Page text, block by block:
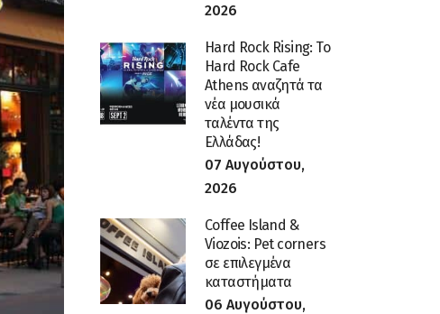
2026
Hard Rock Rising: Το
Hard Rock Cafe
Athens αναζητά τα
νέα μουσικά
ταλέντα της
Ελλάδας!
07 Αυγούστου,
2026
Coffee Island &
Viozois: Pet corners
σε επιλεγμένα
καταστήματα
06 Αυγούστου,